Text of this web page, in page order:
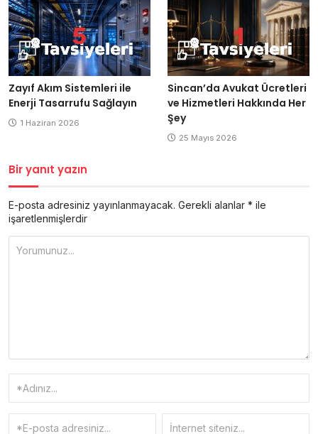
Zayıf Akım Sistemleri ile
Enerji Tasarrufu Sağlayın
1 Haziran 2026
Sincan’da Avukat Ücretleri
ve Hizmetleri Hakkında Her
Şey
25 Mayıs 2026
Bir yanıt yazın
E-posta adresiniz yayınlanmayacak. Gerekli alanlar * ile
işaretlenmişlerdir